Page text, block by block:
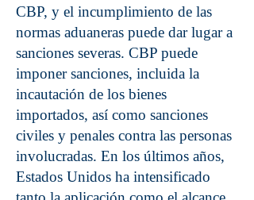
CBP, y el incumplimiento de las
normas aduaneras puede dar lugar a
sanciones severas. CBP puede
imponer sanciones, incluida la
incautación de los bienes
importados, así como sanciones
civiles y penales contra las personas
involucradas. En los últimos años,
Estados Unidos ha intensificado